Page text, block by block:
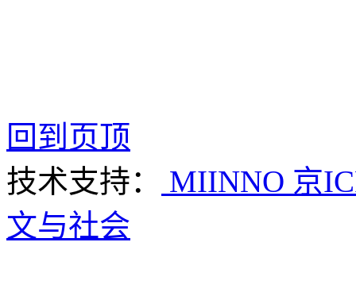
回到页顶
技术支持：
MIINNO 京
文与社会